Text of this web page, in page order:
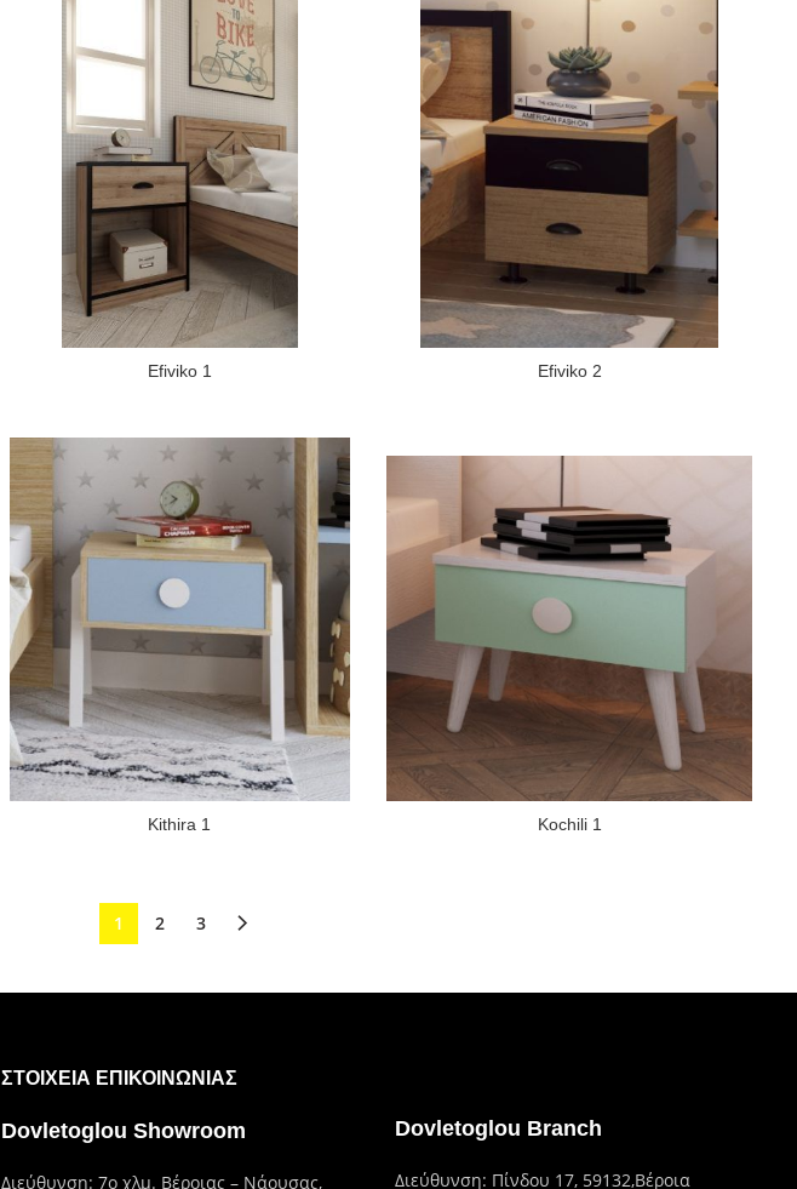
Efiviko 1 Efiviko 2
Kithira 1 Kochili 1
1 2 3
ΣΤΟΙΧΕΊΑ ΕΠΙΚΟΙΝΩΝΊΑΣ
Dovletoglou Showroom
Διεύθυνση: 7ο χλμ. Βέροιας – Νάουσας,
Dovletoglou Branch
Διεύθυνση: Πίνδου 17, 59132,Βέροια